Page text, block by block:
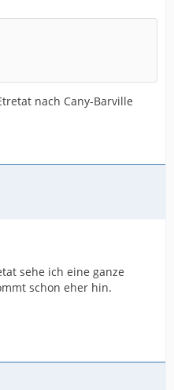
nach Cany-Barville
sehe ich eine ganze
schon eher hin.